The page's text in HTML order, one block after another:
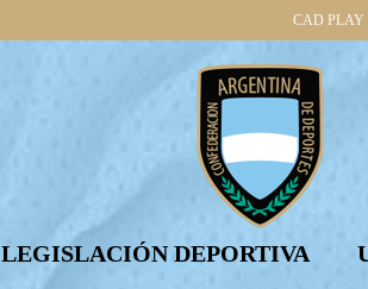
CAD PLAY
LEGISLACIÓN DEPORTIVA